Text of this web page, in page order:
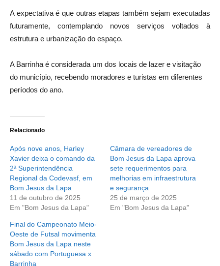
A expectativa é que outras etapas também sejam executadas
futuramente, contemplando novos serviços voltados à
estrutura e urbanização do espaço.
A Barrinha é considerada um dos locais de lazer e visitação
do município, recebendo moradores e turistas em diferentes
períodos do ano.
Relacionado
Após nove anos, Harley
Xavier deixa o comando da
2ª Superintendência
Regional da Codevasf, em
Bom Jesus da Lapa
11 de outubro de 2025
Em "Bom Jesus da Lapa"
Câmara de vereadores de
Bom Jesus da Lapa aprova
sete requerimentos para
melhorias em infraestrutura
e segurança
25 de março de 2025
Em "Bom Jesus da Lapa"
Final do Campeonato Meio-
Oeste de Futsal movimenta
Bom Jesus da Lapa neste
sábado com Portuguesa x
Barrinha